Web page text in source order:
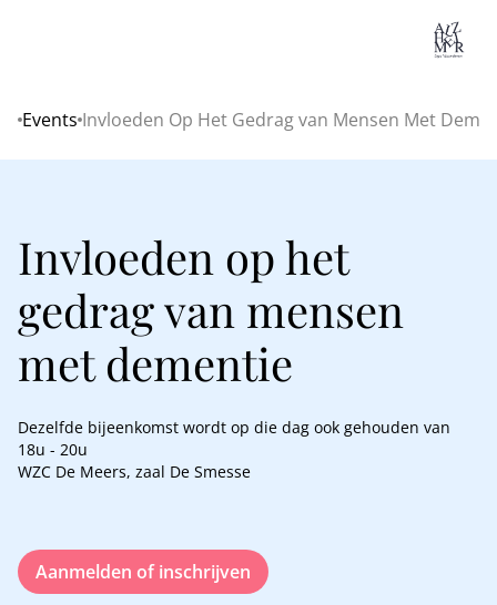
Home
Events Invloeden Op Het Gedrag van Mensen Met
Invloeden op het
gedrag van mensen
met dementie
Dezelfde bijeenkomst wordt op die dag ook gehouden van
18u - 20u
WZC De Meers, zaal De Smesse
Aanmelden of inschrijven